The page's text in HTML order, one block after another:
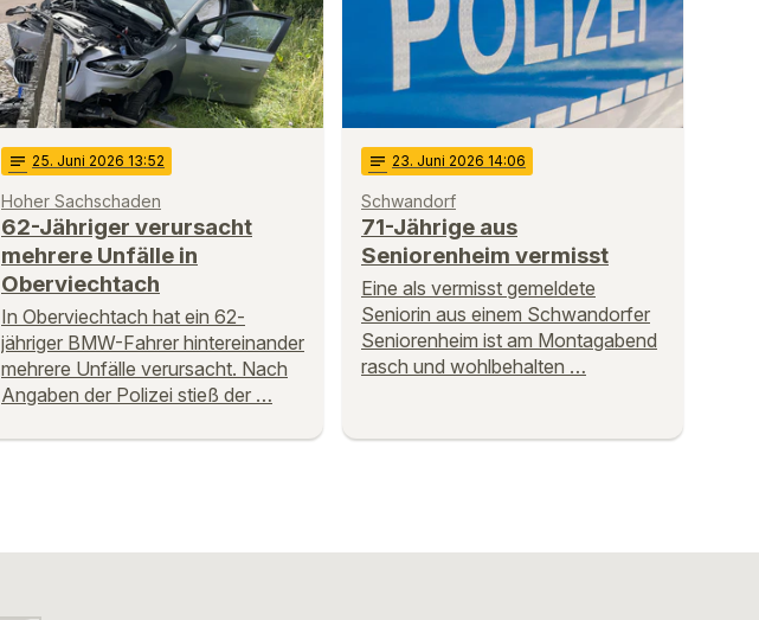
notes 25. Juni 2026 13:52
Hoher Sachschaden
62-Jähriger verursacht
mehrere Unfälle in
Oberviechtach
In Oberviechtach hat ein 62-
jähriger BMW-Fahrer hintereinander
mehrere Unfälle verursacht. Nach
Angaben der Polizei stieß der …
notes 23. Juni 2026 14:06
Schwandorf
71-Jährige aus
Seniorenheim vermisst
Eine als vermisst gemeldete
Seniorin aus einem Schwandorfer
Seniorenheim ist am Montagabend
rasch und wohlbehalten …